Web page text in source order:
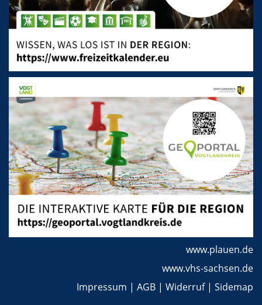
www.plauen.de
www.vhs-sachsen.de
Impressum | AGB | Widerruf| Sidemap